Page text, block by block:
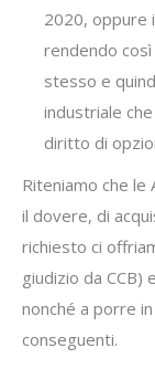
2020, oppure
rendendo
stesso e
industriale
diritto di
Riteniamo che
il dovere, di
richiesto ci
giudizio da
nonché a porre
conseguenti.